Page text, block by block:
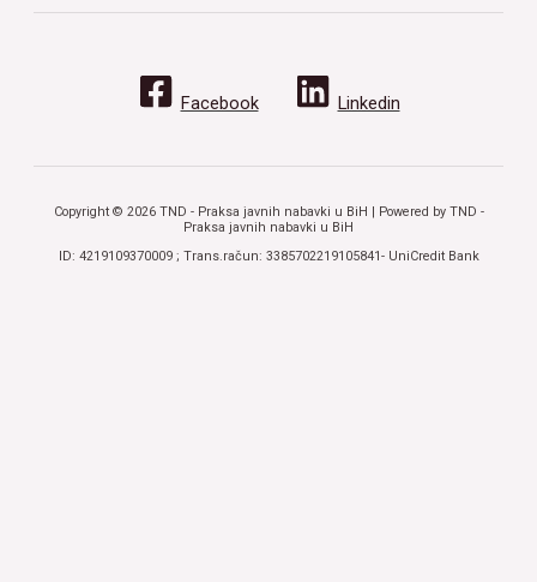
Facebook Linkedin
Copyright © 2026 TND - Praksa javnih nabavki u BiH | Powered by TND -
Praksa javnih nabavki u BiH
ID: 4219109370009 ; Trans.račun: 3385702219105841- UniCredit Bank